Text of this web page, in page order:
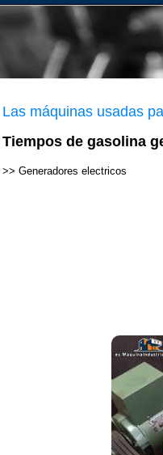
Las máquinas usadas
Tiempos de gasolina
>> Generadores electricos